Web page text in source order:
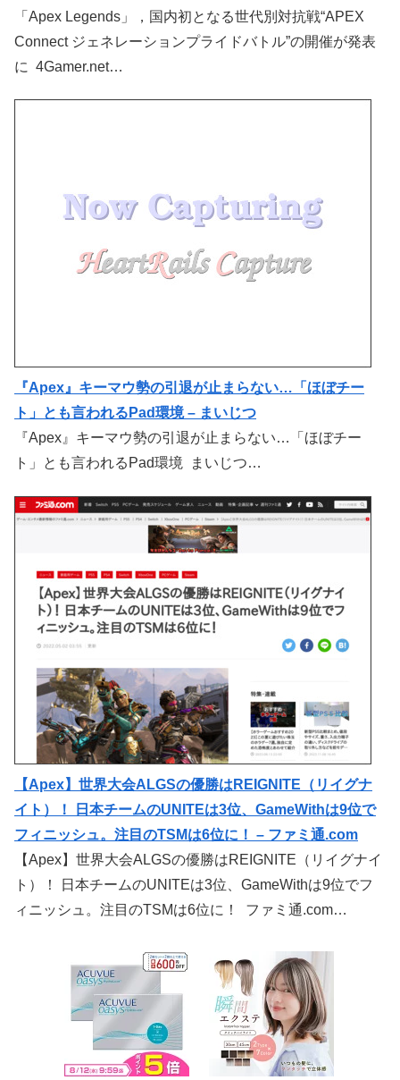
「Apex Legends」，国内初となる世代別対抗戦“APEX
Connect ジェネレーションプライドバトル”の開催が発表
に 4Gamer.net…
『Apex』キーマウ勢の引退が止まらない…「ほぼチー
ト」とも言われるPad環境 – まいじつ
『Apex』キーマウ勢の引退が止まらない…「ほぼチー
ト」とも言われるPad環境 まいじつ…
【Apex】世界大会ALGSの優勝はREIGNITE（リイグナ
イト）！ 日本チームのUNITEは3位、GameWithは9位で
フィニッシュ。注目のTSMは6位に！ – ファミ通.com
【Apex】世界大会ALGSの優勝はREIGNITE（リイグナイ
ト）！ 日本チームのUNITEは3位、GameWithは9位でフ
ィニッシュ。注目のTSMは6位に！ ファミ通.com…